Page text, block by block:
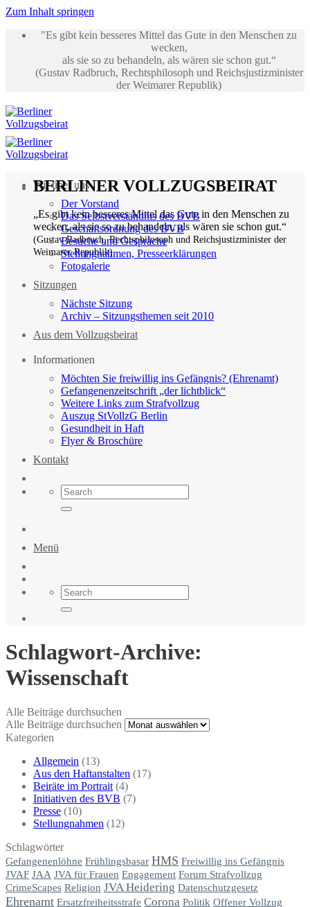
Zum Inhalt springen
"Es gibt kein besseres Mittel das Gute in den Menschen zu
wecken,
als sie so zu behandeln, als wären sie schon gut.“
(Gustav Radbruch, Rechtsphilosoph und Reichsjustizminister
der Weimarer Republik)
BERLINER VOLLZUGSBEIRAT
„Es gibt kein besseres Mittel das Gute in den Menschen zu
wecken, als sie so zu behandeln, als wären sie schon gut.“
(Gustav Radbruch, Rechtsphilosoph und Reichsjustizminister der
Weimarer Republik)
Wir über uns
Der Vorstand
Das Selbstverständnis des BVB
Geschäftsordnung des BVB
Besuche und Gespräche
Stellungnahmen, Presseerklärungen
Fotogalerie
Sitzungen
Nächste Sitzung
Archiv – Sitzungsthemen seit 2010
Aus dem Vollzugsbeirat
Informationen
Möchten Sie freiwillig ins Gefängnis? (Ehrenamt)
Gefangenenzeitschrift „der lichtblick“
Weitere Links zum Strafvollzug
Auszug StVollzG Berlin
Gesundheit in Haft
Flyer & Broschüre
Kontakt
Menü
Schlagwort-Archive:
Wissenschaft
Alle Beiträge durchsuchen
Alle Beiträge durchsuchen
Kategorien
Allgemein (13)
Aus den Haftanstalten (17)
Beiräte im Portrait (4)
Initiativen des BVB (7)
Presse (10)
Stellungnahmen (12)
Schlagwörter
Gefangenenlöhne Frühlingsbasar HMS Freiwillig ins Gefängnis
JVAF JAA JVA für Frauen Engagement Forum Strafvollzug
CrimeScapes Religion JVA Heidering Datenschutzgesetz
Ehrenamt Ersatzfreiheitsstrafe Corona Politik Offener Vollzug